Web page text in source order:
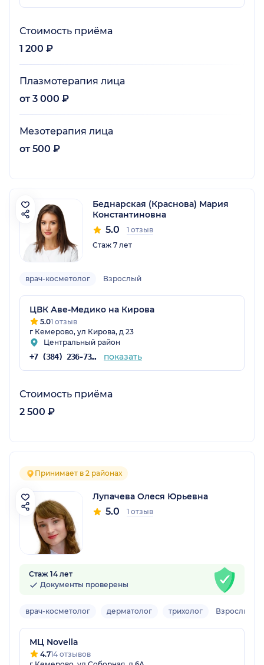
Стоимость приёма
1 200 ₽
Плазмотерапия лица
от 3 000 ₽
Мезотерапия лица
от 500 ₽
Беднарская (Краснова) Мария
Константиновна
5.0
1 отзыв
Стаж 7 лет
врач-косметолог Взрослый
ЦВК Аве-Медико на Кирова
5.01 отзыв
г Кемерово, ул Кирова, д 23
Центральный район
+7 (384) 236-73-89 показать
Стоимость приёма
2 500 ₽
Принимает в 2 районах
Лупачева Олеся Юрьевна
5.0 1 отзыв
Стаж 14 лет
Документы проверены
врач-косметолог дерматолог трихолог Взрослый
МЦ Novella
4.714 отзывов